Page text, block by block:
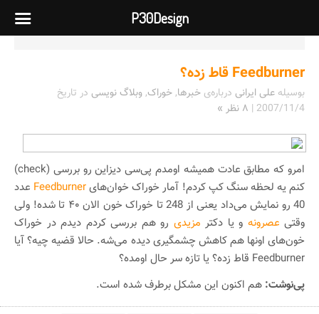
Feedburner قاط زده؟
بوسیله علی ایرانی درباره‌ی خبرها,خوراک,وبلاگ نویسی در تاریخ
2007/11/4
| ۸ نظر »
امرو که مطابق عادت همیشه اومدم پی‌سی دیزاین رو بررسی (check)
کنم یه لحظه سنگ کپ کردم! آمار خوراک خوان‌هایFeedburner عدد
40 رو نمایش می‌داد یعنی از 248 تا خوراک خون الان ۴۰ تا شده! ولی
وقتی عصرونه و یا دکتر مزیدی رو هم بررسی کردم دیدم در خوراک
خون‌های اونها هم کاهش چشمگیری دیده می‌شه. حالا قضیه چیه؟ آیا
Feedburner قاط زده؟ یا تازه سر حال اومده؟
پی‌نوشت: هم اکنون این مشکل برطرف شده است.
P30Design